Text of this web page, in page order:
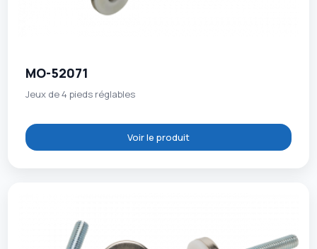
MO-52071
Jeux de 4 pieds réglables
Voir le produit